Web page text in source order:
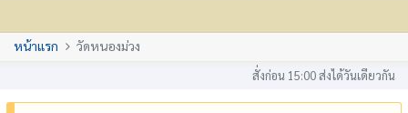
หน้าแรก วัดหนองม่วง
สั่งก่อน 15:00 ส่งได้วันเดียวกัน